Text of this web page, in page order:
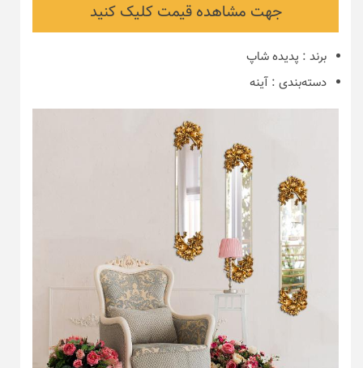
جهت مشاهده قیمت کلیک کنید
برند : پدیده شاپ
دسته‌بندی : آینه